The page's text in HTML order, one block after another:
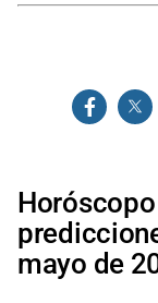
mayo de